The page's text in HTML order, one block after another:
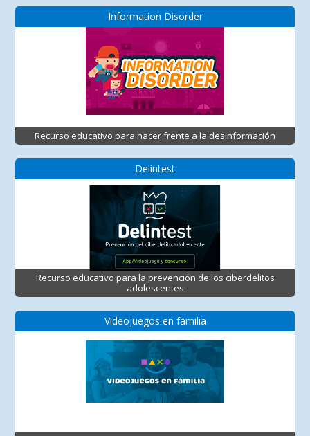
Information Disorder
Recurso educativo para hacer frente a la desinformación
Delintest
Recurso educativo para la prevención de los ciberdelitos
adolescentes
Videojuegos en familia